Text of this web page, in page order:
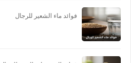
فوائد ماء الشعير للرجال